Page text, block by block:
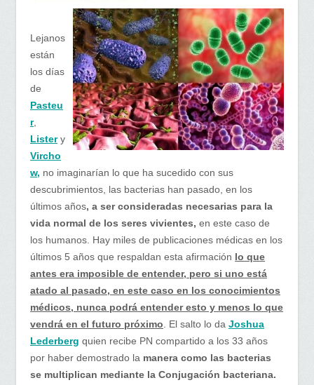
Lejanos
están
los días
de
Pasteu
r,
Listery
Vircho
w, no imaginarían lo que ha sucedido con sus
descubrimientos, las bacterias han pasado, en los
últimos años, a ser consideradas necesarias para la
vida normal de los seres vivientes, en este caso de
los humanos. Hay miles de publicaciones médicas en los
últimos 5 años que respaldan esta afirmación lo que
antes era imposible de entender, pero si uno está
atado al pasado, en este caso en los conocimientos
médicos, nunca podrá entender esto y menos lo que
vendrá en el futuro próximo. El salto lo da Joshua
Lederberg quien recibe PN compartido a los 33 años
por haber demostrado la manera como las bacterias
se multiplican mediante la Conjugación bacteriana.